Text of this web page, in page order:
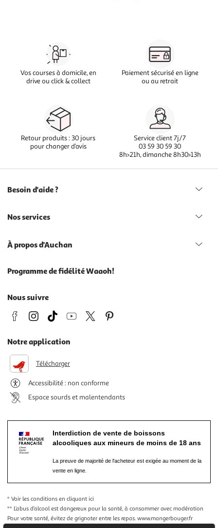
Vos courses à domicile, en
drive ou click & collect
Paiement sécurisé en ligne
ou au retrait
Retour produits : 30 jours
pour changer d’avis
Service client 7j/7
03 59 30 59 30
8h>21h, dimanche 8h30>13h
Besoin d'aide ?
Nos services
À propos d'Auchan
Programme de fidélité Waaoh!
Nous suivre
Notre application
Télécharger
Accessibilité : non conforme
Espace sourds et malentendants
Interdiction de vente de boissons
alcooliques aux mineurs de moins de 18 ans
La preuve de majorité de l'acheteur est exigée au moment de la
vente en ligne.
* Voir les conditions en cliquant ici
** L’abus d’alcool est dangereux pour la santé, à consommer avec modération
Pour votre santé, évitez de grignoter entre les repas. www.mangerbouger.fr